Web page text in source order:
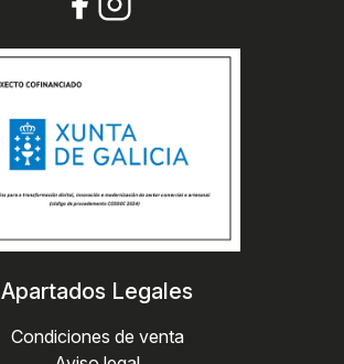
Apartados Legales
Condiciones de venta